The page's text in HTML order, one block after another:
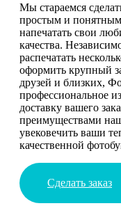
Мы стараемся
простым и
напечатать свои
качества.
распечатать
оформить крупный
друзей и близких,
профессиональное
доставку вашего
преимуществами
увековечить ваши
качественной
Сделать заказ